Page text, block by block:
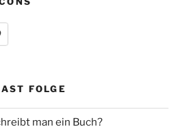
FOLGE
man ein Buch?